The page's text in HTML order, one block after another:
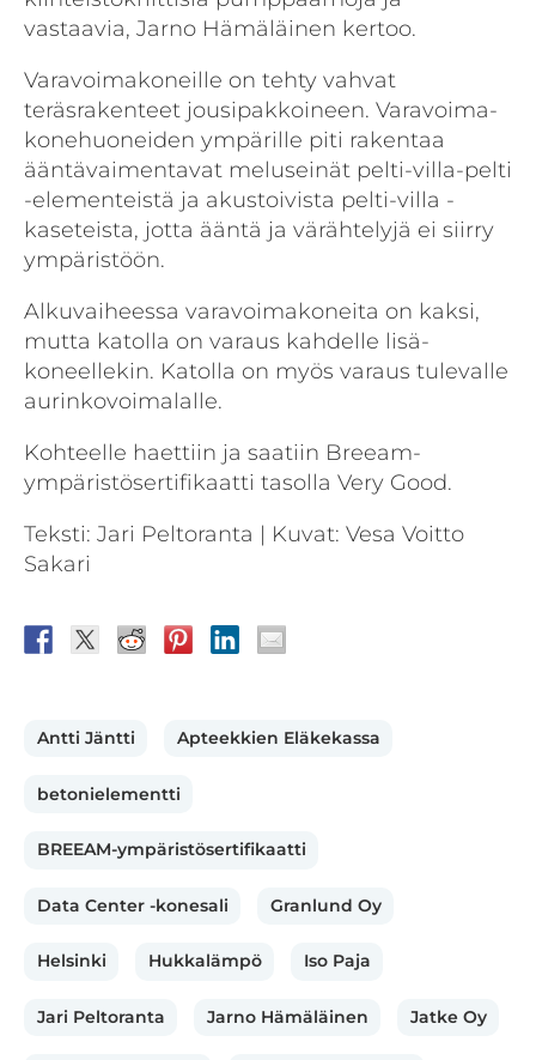
vastaavia, Jarno Hämäläinen kertoo.
Varavoimakoneille on tehty vahvat
teräsrakenteet jousipakkoineen. Varavoima­
konehuoneiden ympärille piti rakentaa
ääntävaimentavat meluseinät pelti-villa-pelti
-elementeistä ja akustoivista pelti-villa -
kaseteista, jotta ääntä ja värähtelyjä ei siirry
ympäristöön.
Alkuvaiheessa varavoimakoneita on kaksi,
mutta katolla on varaus kahdelle lisä­
koneellekin. Katolla on myös varaus tulevalle
aurinkovoimalalle.
Kohteelle haettiin ja saatiin Breeam-
ympäristösertifikaatti tasolla Very Good.
Teksti: Jari Peltoranta | Kuvat: Vesa Voitto
Sakari
Antti Jäntti Apteekkien Eläkekassa
betonielementti
BREEAM-ympäristösertifikaatti
Data Center -konesali Granlund Oy
Helsinki Hukkalämpö Iso Paja
Jari Peltoranta Jarno Hämäläinen Jatke Oy